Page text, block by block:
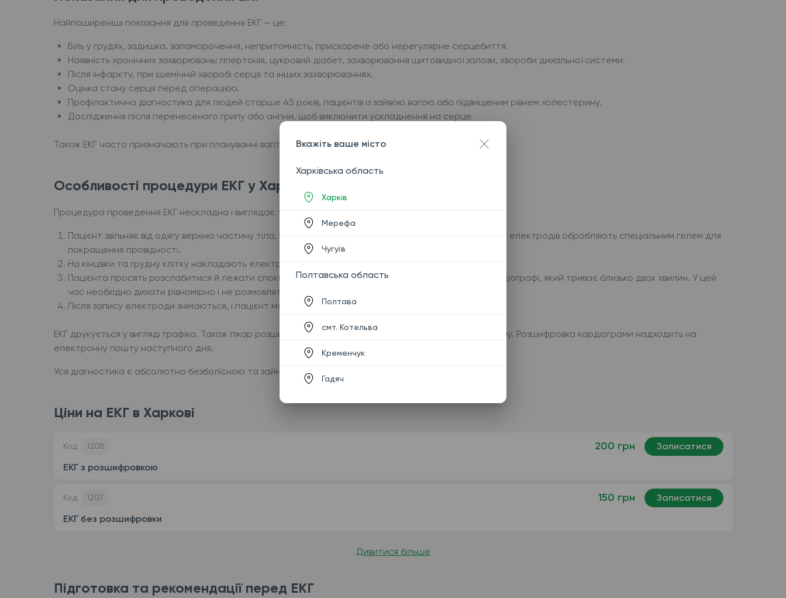
Найпоширеніші показання для проведення ЕКГ — це:
Біль у грудях, задишка, запаморочення, непритомність, прискорене або нерегулярне серцебиття.
Наявність хронічних захворювань: гіпертонія, цукровий діабет, захворювання щитовидної залози, хвороби дихальної системи.
Після інфаркту, при ішемічній хворобі серця та інших захворюваннях.
Оцінка стану серця перед операцією.
Профілактична діагностика для людей старше 45 років, пацієнтів із зайвою вагою або підвищеним рівнем холестерину.
Дослідження після перенесеного грипу або ангіни, щоб виключити ускладнення на серце.
Також ЕКГ часто призначають при плануванні вагітності або під час вагітності та в інших випадках.
Особливості процедури ЕКГ у Харкові
Процедура проведення ЕКГ нескладна і виглядає так:
Пацієнт звільняє від одягу верхню частину тіла, руки та ноги й лягає на кушетку. Місця накладання електродів обробляють спеціальним гелем для
покращення провідності.
На кінцівки та грудну клітку накладають електроди.
Пацієнта просять розслабитися й лежати спокійно. Медпрацівник запускає запис на електрокардіографі, який триває близько двох хвилин. У цей
час необхідно дихати рівномірно і не розмовляти.
Після запису електроди знімаються, і пацієнт може одягатися.
ЕКГ друкується у вигляді графіка. Також лікар розшифровує запис і пацієнт отримує готову кардіограму. Розшифровка кардіограми надходить на
електронну пошту наступного дня.
Уся діагностика є абсолютно безболісною та займає близько 10–15 хвилин.
Ціни на ЕКГ в Харкові
Код 1208 200 грн
Записатися
ЕКГ з розшифровкою
Код 1207 150 грн
Записатися
ЕКГ без розшифровки
Дивитися більше
Підготовка та рекомендації перед ЕКГ
Вкажіть ваше місто
Харківська область
Харків
Мерефа
Чугуїв
Полтавська область
Полтава
смт. Котельва
Кременчук
Гадяч